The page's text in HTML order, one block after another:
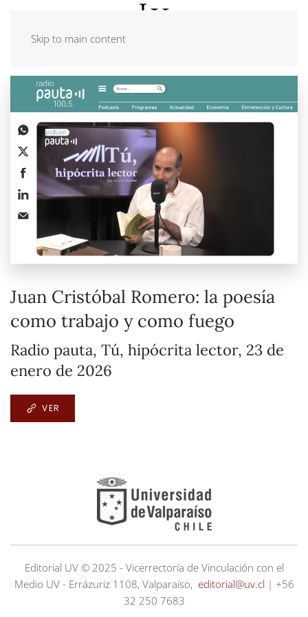
Skip to main content
Juan Cristóbal Romero: la poesía
como trabajo y como fuego
Radio pauta, Tú, hipócrita lector, 23 de
enero de 2026
VER
Editorial UV © 2025 - Vicerrectoría de Vinculación con el
Medio UV - Errázuriz 1108, Valparaíso, editorial@uv.cl | +56
32 250 7683